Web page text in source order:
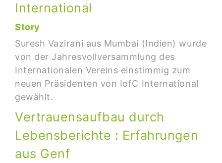
International
Story
Suresh Vazirani aus Mumbai (Indien) wurde
von der Jahresvollversammlung des
Internationalen Vereins einstimmig zum
neuen Präsidenten von IofC International
gewählt.
Vertrauensaufbau durch
Lebensberichte : Erfahrungen
aus Genf